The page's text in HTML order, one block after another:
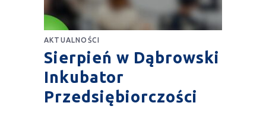
AKTUALNOŚCI
Sierpień w Dąbrowski
Inkubator
Przedsiębiorczości